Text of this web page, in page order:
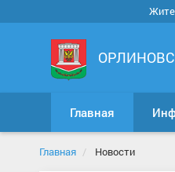
Главная
Главная Новости